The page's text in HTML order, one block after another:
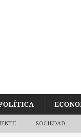
SOCIEDAD